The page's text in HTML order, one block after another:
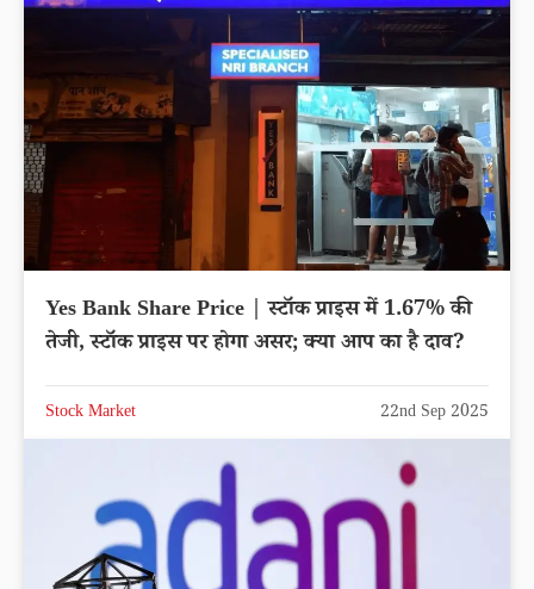
Yes Bank Share Price | स्टॉक प्राइस में 1.67% की
तेजी, स्टॉक प्राइस पर होगा असर; क्या आप का है दाव?
Stock Market 22nd Sep 2025